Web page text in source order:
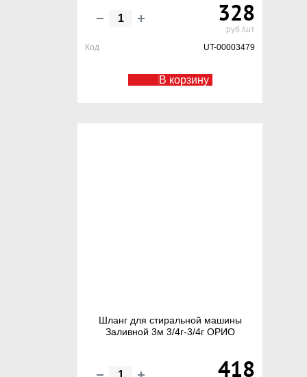
328
руб./шт
Код
UT-00003479
В корзину
Шланг для стиральной машины
Заливной 3м 3/4г-3/4г ОРИО
418